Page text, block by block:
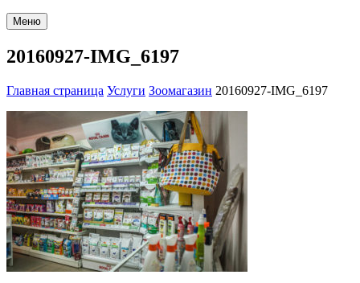
Меню
20160927-IMG_6197
Главная страница Услуги Зоомагазин 20160927-IMG_6197